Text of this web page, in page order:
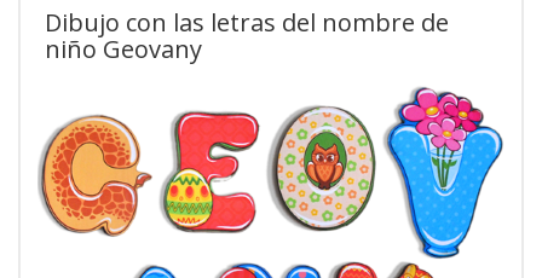
Dibujo con las letras del nombre de
niño Geovany